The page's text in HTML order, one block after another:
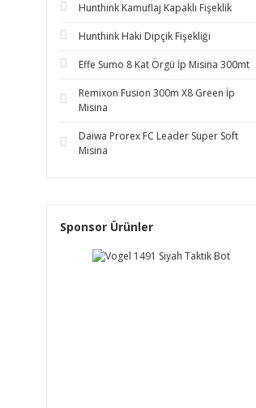
Hunthink Kamuflaj Kapaklı Fişeklik
Hunthink Haki Dipçik Fişekliği
Effe Sumo 8 Kat Örgü İp Misina 300mt
Remixon Fusion 300m X8 Green İp
Misina
Daiwa Prorex FC Leader Super Soft
Misina
Sponsor Ürünler